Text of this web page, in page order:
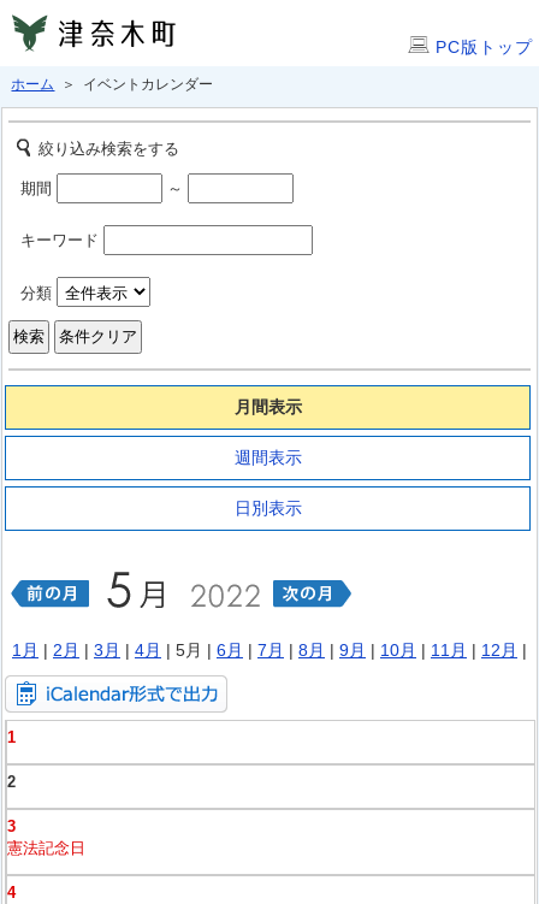
PC版トップ
ホーム ＞ イベントカレンダー
絞り込み検索をする
期間 ～
キーワード
分類
月間表示
週間表示
日別表示
1月 | 2月 | 3月 | 4月 | 5月 | 6月 | 7月 | 8月 | 9月 | 10月 | 11月 | 12月 |
1
2
3
憲法記念日
4